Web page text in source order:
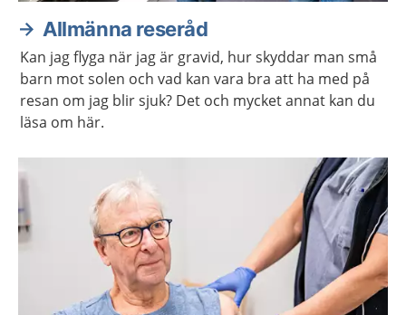
Allmänna reseråd
Kan jag flyga när jag är gravid, hur skyddar man små
barn mot solen och vad kan vara bra att ha med på
resan om jag blir sjuk? Det och mycket annat kan du
läsa om här.